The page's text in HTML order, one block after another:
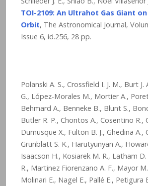
TOI-2109: An Ultrahot Gas Giant
Orbit, The Astronomical Journal,
Issue 6, id.256, 28 pp.
Polanski A. S., Crossfield I. J. M., Burt J.
G., López-Morales M., Mortier A.,
Behmard A., Benneke B., Blunt S.,
Butler R. P., Chontos A., Cosentino R.,
Dumusque X., Fulton B. J., Ghedina A.,
Grunblatt S. K., Harutyunyan A.,
Isaacson H., Kosiarek M. R., Latham
R., Martinez Fiorenzano A. F., Mayor
Molinari E., Nagel E., Pallé E., Petigura